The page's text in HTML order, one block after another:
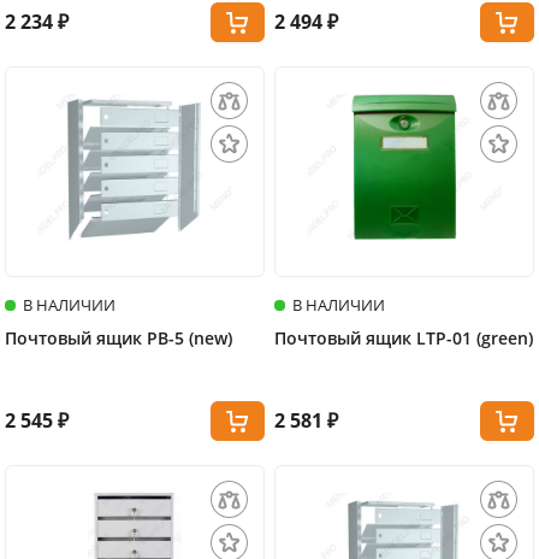
2 234 ₽ 2 494 ₽
В НАЛИЧИИ
Почтовый ящик PB-5 (new)
2 545 ₽
В НАЛИЧИИ
Почтовый ящик LTP-01 (green)
2 581 ₽